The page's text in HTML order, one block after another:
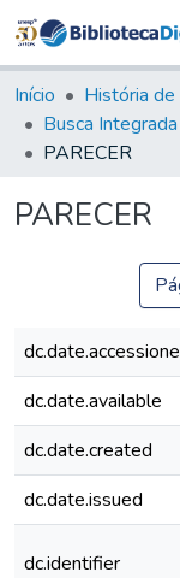
Início História de
Busca Integrada
PARECER
PARECER
dc.date.available
dc.date.created
dc.date.issued
dc.identifier